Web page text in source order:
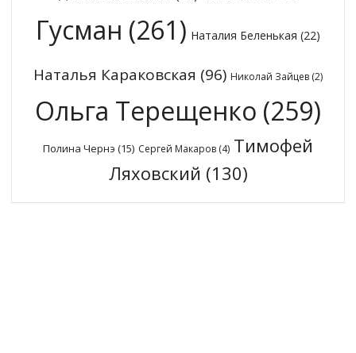
Гусман (261) Наталия Беленькая (22)
Наталья Караковская (96) Николай Зайцев (2)
Ольга Терещенко (259)
Полина Чернэ (15) Сергей Макаров (4) Тимофей
Ляховский (130)